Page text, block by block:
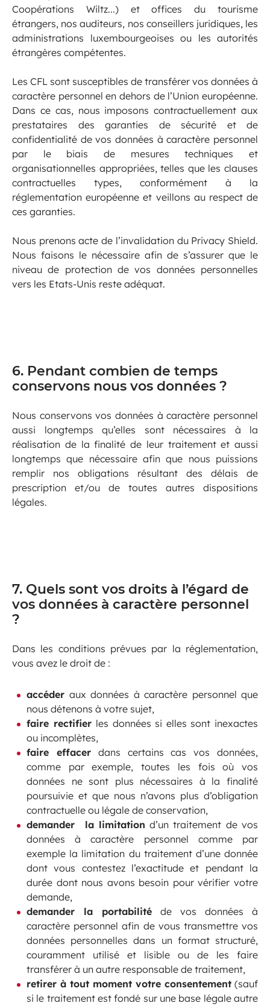
Coopérations Wiltz...) et offices du tourisme
étrangers, nos auditeurs, nos conseillers juridiques, les
administrations luxembourgeoises ou les autorités
étrangères compétentes.
Les CFL sont susceptibles de transférer vos données à
caractère personnel en dehors de l’Union européenne.
Dans ce cas, nous imposons contractuellement aux
prestataires des garanties de sécurité et de
confidentialité de vos données à caractère personnel
par le biais de mesures techniques et
organisationnelles appropriées, telles que les clauses
contractuelles types, conformément à la
réglementation européenne et veillons au respect de
ces garanties.
Nous prenons acte de l’invalidation du Privacy Shield.
Nous faisons le nécessaire afin de s’assurer que le
niveau de protection de vos données personnelles
vers les Etats-Unis reste adéquat.
6. Pendant combien de temps
conservons nous vos données ?
Nous conservons vos données à caractère personnel
aussi longtemps qu’elles sont nécessaires à la
réalisation de la finalité de leur traitement et aussi
longtemps que nécessaire afin que nous puissions
remplir nos obligations résultant des délais de
prescription et/ou de toutes autres dispositions
légales.
7. Quels sont vos droits à l’égard de
vos données à caractère personnel
?
Dans les conditions prévues par la réglementation,
vous avez le droit de :
accéder aux données à caractère personnel que
nous détenons à votre sujet,
faire rectifier les données si elles sont inexactes
ou incomplètes,
faire effacerdans certains cas vos données,
comme par exemple, toutes les fois où vos
données ne sont plus nécessaires à la finalité
poursuivie et que nous n’avons plus d’obligation
contractuelle ou légale de conservation,
demander la limitation d’un traitement de vos
données à caractère personnel comme par
exemple la limitation du traitement d’une donnée
dont vous contestez l’exactitude et pendant la
durée dont nous avons besoin pour vérifier votre
demande,
demander la portabilité de vos données à
caractère personnel afin de vous transmettre vos
données personnelles dans un format structuré,
couramment utilisé et lisible ou de les faire
transférer à un autre responsable de traitement,
retirer à tout moment votre consentement (sauf
si le traitement est fondé sur une base légale autre